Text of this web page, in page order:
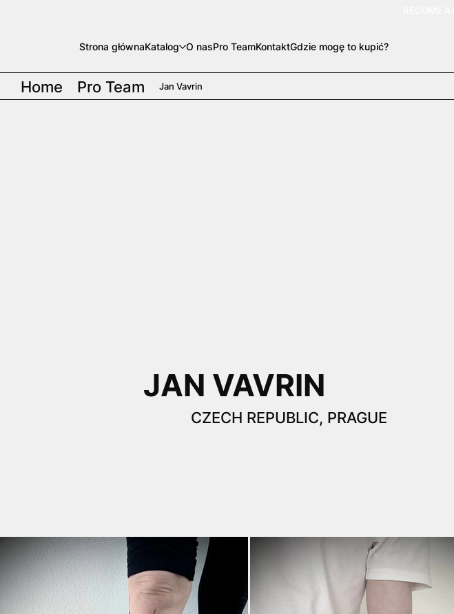
Strona głównaKatalog O nasPro TeamKontaktGdzie mogę to kupić?
Home Pro Team Jan Vavrin
JAN VAVRIN
CZECH REPUBLIC, PRAGUE